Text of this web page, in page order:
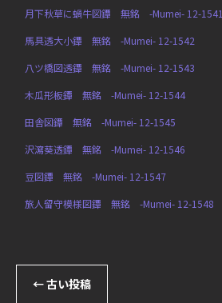
月下秋草に蝸牛図鐔 無銘 -Mumei- 12-1541
馬具透大小鐔 無銘 -Mumei- 12-1542
八ツ橋図透鐔 無銘 -Mumei- 12-1543
木瓜形板鐔 無銘 -Mumei- 12-1544
田舎図鐔 無銘 -Mumei- 12-1545
沢瀉葵透鐔 無銘 -Mumei- 12-1546
豆図鐔 無銘 -Mumei- 12-1547
旅人留守模様図鐔 無銘 -Mumei- 12-1548
←古い投稿